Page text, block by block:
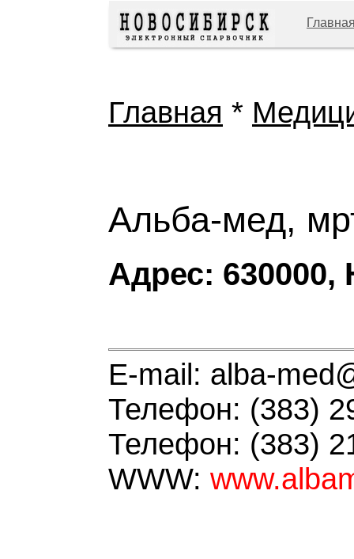
Главная *
Альба-мед,
Адрес: 630000,
E-mail: alba-
Телефон: (383)
Телефон: (383)
WWW: